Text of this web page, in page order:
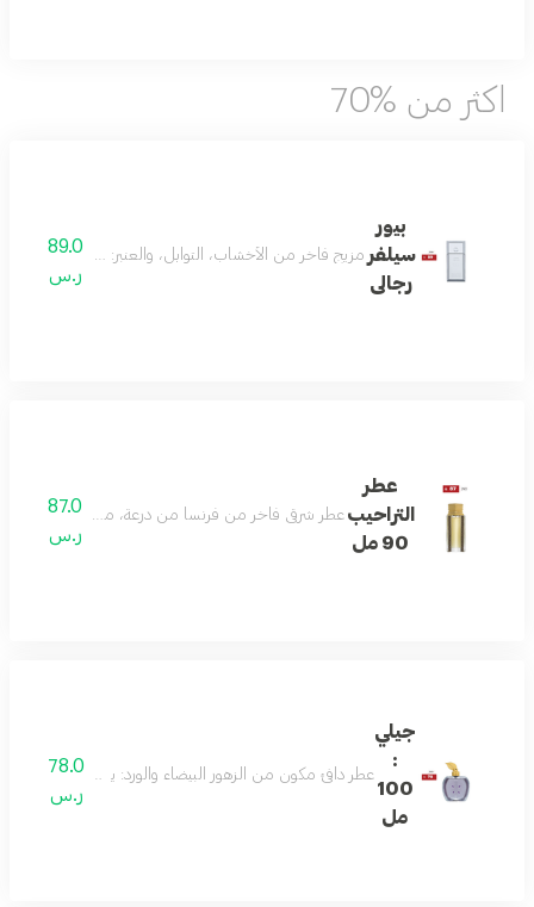
اكثر من %70
بيور
سيلفر
رجالى
مزيج فاخر من الأخشاب، التوابل، والعنبر: مع النوتات العليا من الفلفل
89.0
ر.س
عطر
التراحيب
90 مل
عطر شرقي فاخر من فرنسا من درعة، مثالي للرجال: يتميز
87.0
ر.س
جيلي
:
100
مل
عطر دافئ مكون من الزهور البيضاء والورد: يعكس جوهر
78.0
ر.س